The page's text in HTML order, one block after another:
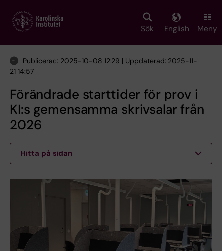
main
Sök English Meny
Publicerad: 2025-10-08 12:29 | Uppdaterad: 2025-11-
21 14:57
Förändrade starttider för prov i
KI:s gemensamma skrivsalar från
2026
Hitta på sidan